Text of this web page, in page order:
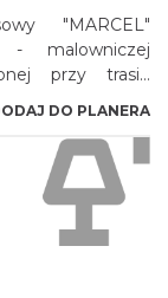
"MARCEL"
- malowniczej
przy trasie
DO PLANERA